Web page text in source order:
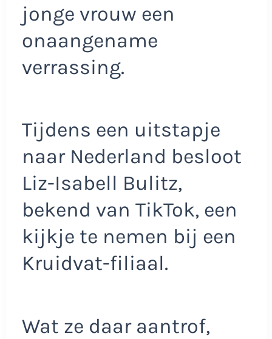
jonge vrouw een
onaangename
verrassing.
Tijdens een uitstapje
naar Nederland besloot
Liz-Isabell Bulitz,
bekend van TikTok, een
kijkje te nemen bij een
Kruidvat-filiaal.
Wat ze daar aantrof,